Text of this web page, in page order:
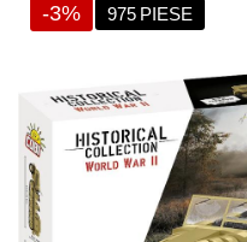
-3% 975 PIESE